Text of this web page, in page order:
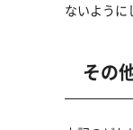
ないように
その